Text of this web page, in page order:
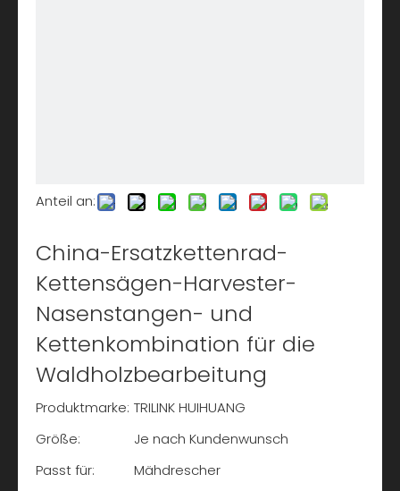
Anteil an:
China-Ersatzkettenrad-
Kettensägen-Harvester-
Nasenstangen- und
Kettenkombination für die
Waldholzbearbeitung
Produktmarke: TRILINK HUIHUANG
Größe:
Je nach Kundenwunsch
Passt für:
Mähdrescher